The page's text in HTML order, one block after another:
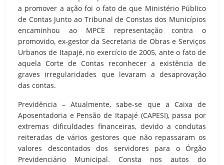
a promover a ação foi o fato de que Ministério Público
de Contas Junto ao Tribunal de Constas dos Municípios
encaminhou ao MPCE representação contra o
promovido, ex-gestor da Secretaria de Obras e Serviços
Urbanos de Itapajé, no exercício de 2005, ante o fato de
aquela Corte de Contas reconhecer a existência de
graves irregularidades que levaram a desaprovação
das contas.
Previdência – Atualmente, sabe-se que a Caixa de
Aposentadoria e Pensão de Itapajé (CAPESI), passa por
extremas dificuldades financeiras, devido a condutas
reiteradas de vários gestores que não repassaram os
valores descontados dos servidores para o Órgão
Previdenciário Municipal. Consta nos autos do